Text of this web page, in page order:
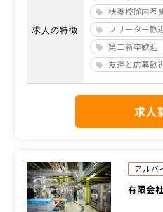
求人の特徴
扶養控除内考
フリーター歓
第二新卒歓迎
友達と応募歓
求人
アルバ
有限会